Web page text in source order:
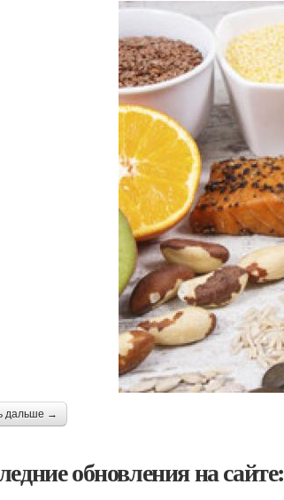
дальше →
обновления на сайте: